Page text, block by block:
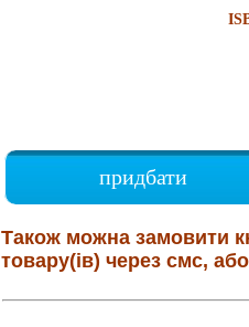
придбати
Також можна замовити
товару(ів) через смс,